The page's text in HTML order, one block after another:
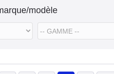
modèle